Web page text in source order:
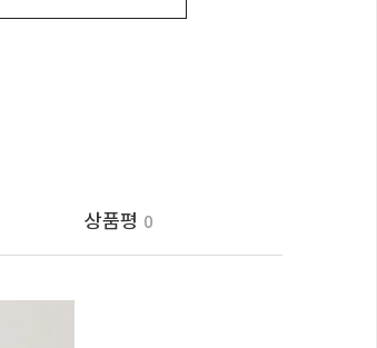
상품평 0